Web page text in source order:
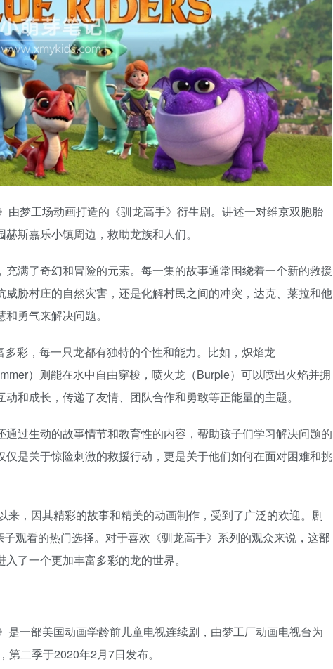
由梦工场动画打造的《驯龙高手》衍生剧。讲述一对维京双胞胎
斯嘉乐小镇周边，救助龙族和人们。
满了奇幻和冒险的元素。每一集的故事通常围绕着一个新的救援
胁村庄的自然灾害，还是化解村民之间的冲突，达克、莱拉和他
勇气来解决问题。
多彩，每一只龙都有独特的个性和能力。比如，炽焰龙
）则能在水中自由穿梭，喷火龙（Burple）可以喷出火焰并拥
和成长，传递了友情、团队合作和勇敢等正能量的主题。
过生动的故事情节和教育性的内容，帮助孩子们学习解决问题的
是关于惊险刺激的救援行动，更是关于他们如何在面对困难和挑
来，因其精彩的故事和精美的动画制作，受到了广泛的欢迎。剧
观看的热门选择。对于喜欢《驯龙高手》系列的观众来说，这部
了一个更加丰富多彩的龙的世界。
是一部美国动画学龄前儿童电视连续剧，由梦工厂动画电视台为
二季于2020年2月7日发布。